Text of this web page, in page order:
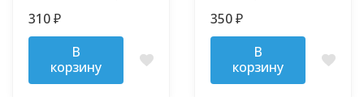
310 ₽
В
корзину
мл
350 ₽
В
корзину